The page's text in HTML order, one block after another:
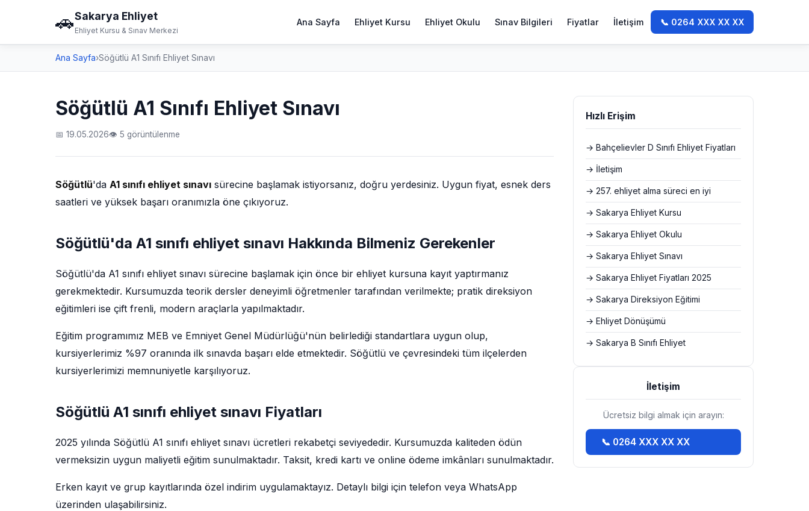
🚗Sakarya Ehliyet
Ehliyet Kursu & Sınav Merkezi
Ana Sayfa Ehliyet Kursu Ehliyet Okulu Sınav Bilgileri Fiyatlar İletişim 📞 0264 XXX XX XX
Ana Sayfa›Söğütlü A1 Sınıfı Ehliyet Sınavı
Söğütlü A1 Sınıfı Ehliyet Sınavı
📅 19.05.2026👁 5 görüntülenme
Söğütlü'da A1 sınıfı ehliyet sınavı sürecine başlamak istiyorsanız, doğru yerdesiniz. Uygun fiyat, esnek ders
saatleri ve yüksek başarı oranımızla öne çıkıyoruz.
Söğütlü'da A1 sınıfı ehliyet sınavı Hakkında Bilmeniz Gerekenler
Söğütlü'da A1 sınıfı ehliyet sınavı sürecine başlamak için önce bir ehliyet kursuna kayıt yaptırmanız
gerekmektedir. Kursumuzda teorik dersler deneyimli öğretmenler tarafından verilmekte; pratik direksiyon
eğitimleri ise çift frenli, modern araçlarla yapılmaktadır.
Eğitim programımız MEB ve Emniyet Genel Müdürlüğü'nün belirlediği standartlara uygun olup,
kursiyerlerimiz %97 oranında ilk sınavda başarı elde etmektedir. Söğütlü ve çevresindeki tüm ilçelerden
kursiyerlerimizi memnuniyetle karşılıyoruz.
Söğütlü A1 sınıfı ehliyet sınavı Fiyatları
2025 yılında Söğütlü A1 sınıfı ehliyet sınavı ücretleri rekabetçi seviyededir. Kursumuzda kaliteden ödün
vermeksizin uygun maliyetli eğitim sunulmaktadır. Taksit, kredi kartı ve online ödeme imkânları sunulmaktadır.
Erken kayıt ve grup kayıtlarında özel indirim uygulamaktayız. Detaylı bilgi için telefon veya WhatsApp
üzerinden ulaşabilirsiniz.
Hızlı Erişim
→ Bahçelievler D Sınıfı Ehliyet Fiyatları
→ İletişim
→ 257. ehliyet alma süreci en iyi
→ Sakarya Ehliyet Kursu
→ Sakarya Ehliyet Okulu
→ Sakarya Ehliyet Sınavı
→ Sakarya Ehliyet Fiyatları 2025
→ Sakarya Direksiyon Eğitimi
→ Ehliyet Dönüşümü
→ Sakarya B Sınıfı Ehliyet
İletişim
Ücretsiz bilgi almak için arayın:
📞 0264 XXX XX XX